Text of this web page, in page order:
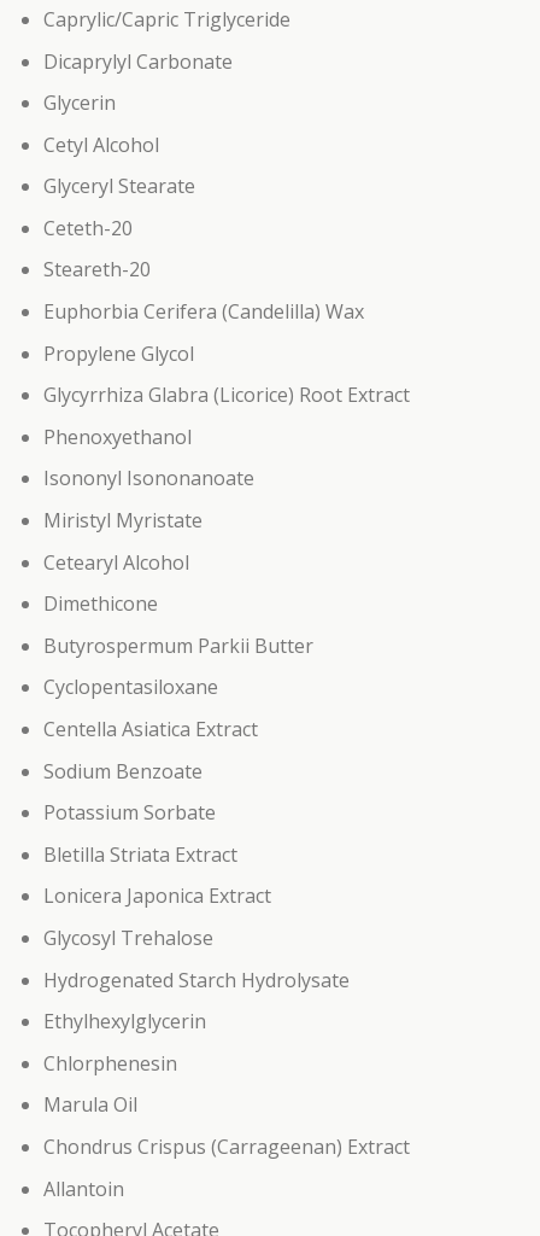
Caprylic/Capric Triglyceride
Dicaprylyl Carbonate
Glycerin
Cetyl Alcohol
Glyceryl Stearate
Ceteth-20
Steareth-20
Euphorbia Cerifera (Candelilla) Wax
Propylene Glycol
Glycyrrhiza Glabra (Licorice) Root Extract
Phenoxyethanol
Isononyl Isononanoate
Miristyl Myristate
Cetearyl Alcohol
Dimethicone
Butyrospermum Parkii Butter
Cyclopentasiloxane
Centella Asiatica Extract
Sodium Benzoate
Potassium Sorbate
Bletilla Striata Extract
Lonicera Japonica Extract
Glycosyl Trehalose
Hydrogenated Starch Hydrolysate
Ethylhexylglycerin
Chlorphenesin
Marula Oil
Chondrus Crispus (Carrageenan) Extract
Allantoin
Tocopheryl Acetate